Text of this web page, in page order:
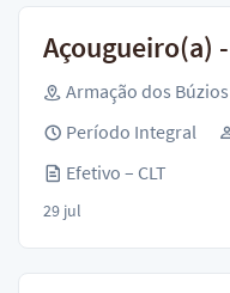
Açougueiro(a)
Armação dos Búzios
Período Integral
Efetivo – CLT
29 jul